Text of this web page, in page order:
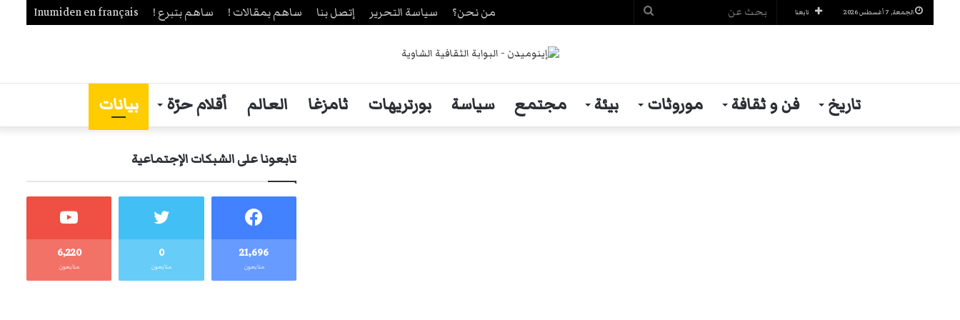
الجمعة, 7 أغسطس 2026
بحث
تابعنا من نحن؟ سياسة التحرير إتصل بنا ساهم بمقالات ! ساهم بتبرع ! Inumiden en français
تاريخ فن و ثقافة موروثات بيئة مجتمع سياسة بورتريهات ثامزغا العالم أقلام حرّة بيانات
تابعونا على الشبكات الإجتماعية
21٬696
متابعون
0
متابعون
6٬220
متابعون